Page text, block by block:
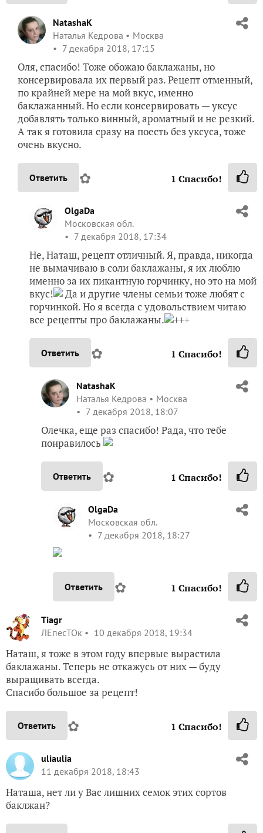
NatashaK
Наталья Кедрова
Москва
7 декабря 2018, 17:15
Оля, спасибо! Тоже обожаю баклажаны, но
консервировала их первый раз. Рецепт отменный,
по крайней мере на мой вкус, именно
баклажанный. Но если консервировать — уксус
добавлять только винный, ароматный и не резкий.
А так я готовила сразу на поесть без уксуса, тоже
очень вкусно.
Ответить ✿ 1 Спасибо!
OlgaDa
Московская обл.
7 декабря 2018, 17:34
Не, Наташ, рецепт отличный. Я, правда, никогда
не вымачиваю в соли баклажаны, я их люблю
именно за их пикантную горчинку, но это на мой
вкус!
Да и другие члены семьи тоже любят с
горчинкой. Но я всегда с удовольствием читаю
все рецепты про баклажаны.
+++
Ответить ✿ 1 Спасибо!
NatashaK
Наталья Кедрова
Москва
7 декабря 2018, 18:07
Олечка, еще раз спасибо! Рада, что тебе
понравилось
Ответить ✿ 1 Спасибо!
OlgaDa
Московская обл.
7 декабря 2018, 18:27
Ответить ✿ 1 Спасибо!
Tiagr
ЛЕпесТОк
10 декабря 2018, 19:34
Наташ, я тоже в этом году впервые вырастила
баклажаны. Теперь не откажусь от них — буду
выращивать всегда.
Спасибо большое за рецепт!
Ответить ✿ 1 Спасибо!
uliaulia
11 декабря 2018, 18:43
Наташа, нет ли у Вас лишних семок этих сортов
баклжан?